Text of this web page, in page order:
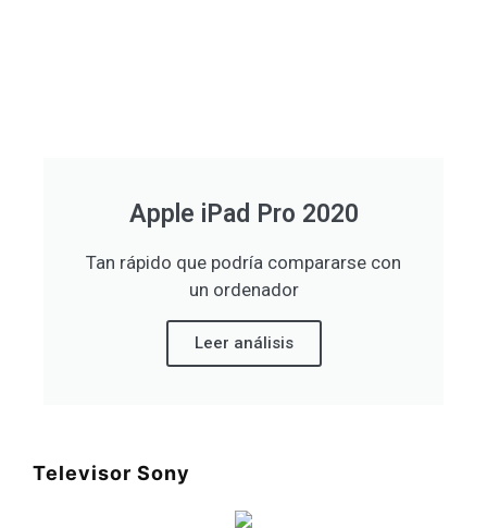
Apple iPad Pro 2020
Tan rápido que podría compararse con
un ordenador
Leer análisis
Televisor Sony